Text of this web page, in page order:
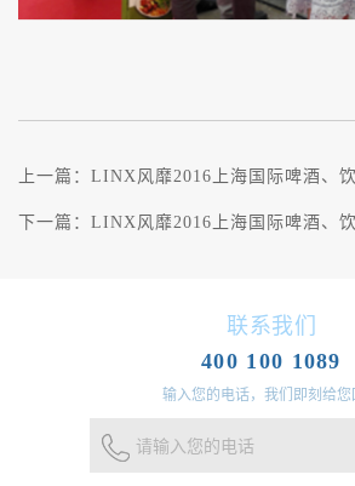
上一篇： LINX风靡2016上海国际啤酒、
下一篇： LINX风靡2016上海国际啤酒、
联系我们
400 100 1089
输入您的电话，我们即刻给您
请输入您的电话